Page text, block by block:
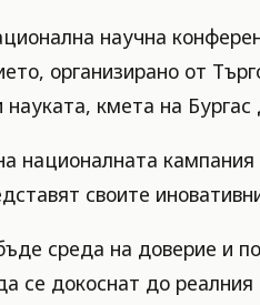
научна
организирано от
кмета на
националната
своите
среда на доверие и
се докоснат до